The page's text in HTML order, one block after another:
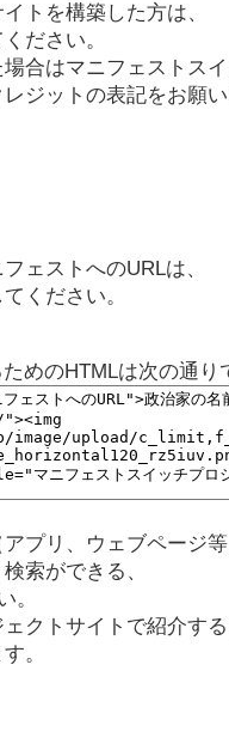
トを構築した方は、
ださい。
合はマニフェストス
ジットの表記をお願い
ェストへのURLは、
ください。
めのHTMLは次の通り
プリ、ウェブページ等
索ができる、
。
クトサイトで紹介する
。